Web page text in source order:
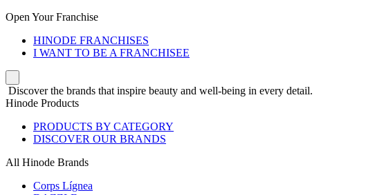
Open Your Franchise
HINODE FRANCHISES
I WANT TO BE A FRANCHISEE
Discover the brands that inspire beauty and well-being in every detail.
Hinode Products
PRODUCTS BY CATEGORY
DISCOVER OUR BRANDS
All Hinode Brands
Corps Lígnea